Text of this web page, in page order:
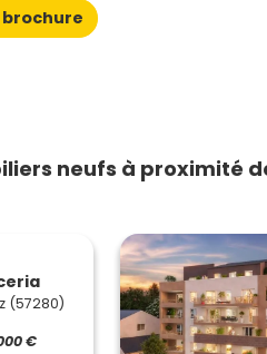
neufs à proximité
(57280)
€